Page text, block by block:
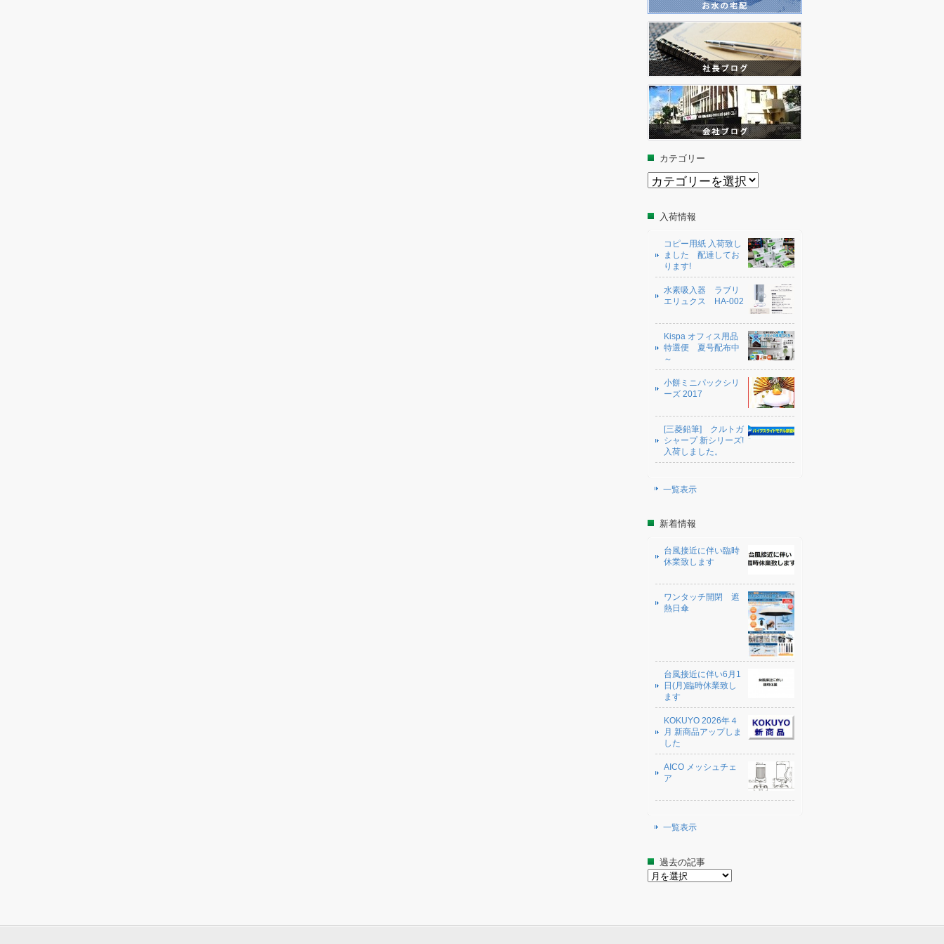
カテゴリー
カ
テ
ー
入荷情報
コピー用紙 入荷致し
ました 配達してお
ります!
水素吸入器 ラブリ
エリュクス HA-002
Kispa オフィス用品
特選便 夏号配布中
～
小餅ミニパックシリ
ーズ 2017
[三菱鉛筆] クルトガ
シャープ 新シリーズ!
入荷しました。
一覧表示
新着情報
台風接近に伴い臨時
休業致します
ワンタッチ開閉 遮
熱日傘
台風接近に伴い6月1
日(月)臨時休業致し
ます
KOKUYO 2026年４
月 新商品アップしま
した
AICO メッシュチェ
ア
一覧表示
過去の記事
過
事